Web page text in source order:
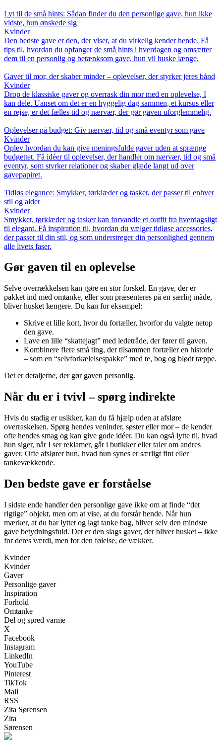
Lyt til de små hints: Sådan finder du den personlige gave, hun ikke
vidste, hun ønskede sig
Kvinder
Den bedste gave er den, der viser, at du virkelig kender hende. Få
tips til, hvordan du opfanger de små hints i hverdagen og omsætter
dem til en personlig og betænksom gave, hun vil huske længe.
Gaver til mor, der skaber minder – oplevelser, der styrker jeres bånd
Kvinder
Drop de klassiske gaver og overrask din mor med en oplevelse, I
kan dele. Uanset om det er en hyggelig dag sammen, et kursus eller
en rejse, er det fælles tid og nærvær, der gør gaven uforglemmelig.
Oplevelser på budget: Giv nærvær, tid og små eventyr som gave
Kvinder
Oplev hvordan du kan give meningsfulde gaver uden at sprænge
budgettet. Få idéer til oplevelser, der handler om nærvær, tid og små
eventyr, som styrker relationer og skaber glæde langt ud over
gavepapiret.
Tidløs elegance: Smykker, tørklæder og tasker, der passer til enhver
stil og alder
Kvinder
Smykker, tørklæder og tasker kan forvandle et outfit fra hverdagsligt
til elegant. Få inspiration til, hvordan du vælger tidløse accessories,
der passer til din stil, og som understreger din personlighed gennem
alle livets faser.
Gør gaven til en oplevelse
Selve overrækkelsen kan gøre en stor forskel. En gave, der er
pakket ind med omtanke, eller som præsenteres på en særlig måde,
bliver husket længere. Du kan for eksempel:
Skrive et lille kort, hvor du fortæller, hvorfor du valgte netop
den gave.
Lave en lille “skattejagt” med ledetråde, der fører til gaven.
Kombinere flere små ting, der tilsammen fortæller en historie
– som en “selvforkælelsespakke” med te, bog og blødt tæppe.
Det er detaljerne, der gør gaven personlig.
Når du er i tvivl – spørg indirekte
Hvis du stadig er usikker, kan du få hjælp uden at afsløre
overraskelsen. Spørg hendes veninder, søster eller mor – de kender
ofte hendes smag og kan give gode idéer. Du kan også lytte til, hvad
hun siger, når I ser reklamer, går i butikker eller taler om andres
gaver. Ofte afslører hun, hvad hun synes er særligt fint eller
tankevækkende.
Den bedste gave er forståelse
I sidste ende handler den personlige gave ikke om at finde “det
rigtige” objekt, men om at vise, at du forstår hende. Når hun
mærker, at du har lyttet og lagt tanke bag, bliver selv den mindste
gave betydningsfuld. Det er den slags gaver, der bliver husket – ikke
for deres værdi, men for den følelse, de vækker.
Kvinder
Kvinder
Gaver
Personlige gaver
Inspiration
Forhold
Omtanke
Del og spred varme
X
Facebook
Instagram
LinkedIn
YouTube
Pinterest
TikTok
Mail
RSS
Zita Sørensen
Zita
Sørensen